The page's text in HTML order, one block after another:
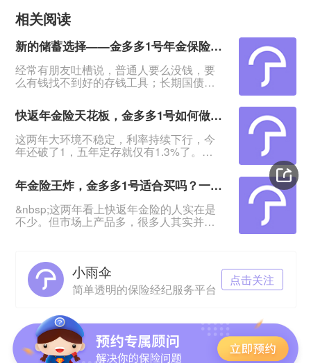
相关阅读
新的储蓄选择——金多多1号年金保险，4年回血5年起领
经常有朋友吐槽说，普通人要么没钱，要
么有钱找不到好的存钱工具；长期国债不
&nbsp;有这种担忧的，我会推荐这款产品
——海港金多多1号年金保险：产品最快4
年回血，5年领年金，最高能领保费的
5.18%！&nbsp;特别适合有一笔闲钱、想
资金稳定增值又退保无损失的人群。
年金险适不适合
快返年金险天花板，金多多1号如何做到存款平替？
这两年大环境不稳定，利率持续下行，今
年还破了1，五年定存就仅有1.3%了。
着没意思，该挪到哪里既安全、灵活，又
有更高的增值？&nbsp;快返年金险的出现
给了大家更好的选择。&nbsp;海港金多多1
号年金保险就是其中的翘楚：回血快，最
快4年资金回稳；第5年起每年领最高
年金险王炸，金多多1号适合买吗？一文教你快返年金险怎么选
&nbsp;这两年看上快返年金险的人实在是
不少。但市场上产品多，很多人其实并不
是回血更快、领钱更多。关注到的朋友都
问到这款产品适不适合买。&nbsp;那么接
下来就给大家理清这两点：●&nbsp;快返
年金险怎么选？●&nbsp;金多多1号能不能
小雨伞
简单透明的保险经纪服务平台
点击关注